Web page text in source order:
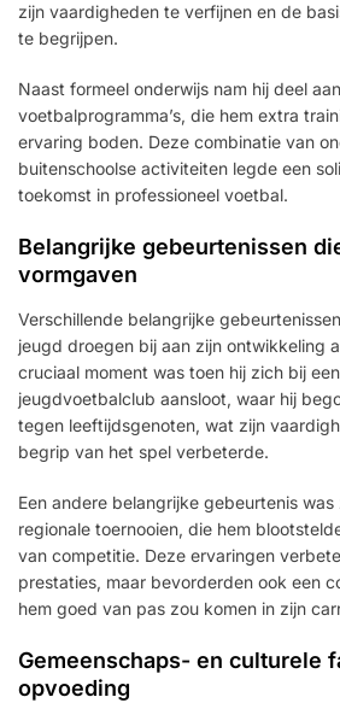
zijn vaardigheden te verfijnen en de
te begrijpen.
Naast formeel onderwijs nam hij deel
voetbalprogramma’s, die hem extra
ervaring boden. Deze combinatie van
buitenschoolse activiteiten legde een
toekomst in professioneel voetbal.
Belangrijke gebeurtenissen
vormgaven
Verschillende belangrijke
jeugd droegen bij aan zijn ontwikkeling
cruciaal moment was toen hij zich bij
jeugdvoetbalclub aansloot, waar hij
tegen leeftijdsgenoten, wat zijn
begrip van het spel verbeterde.
Een andere belangrijke gebeurtenis was
regionale toernooien, die hem
van competitie. Deze ervaringen
prestaties, maar bevorderden ook een
hem goed van pas zou komen in zijn
Gemeenschaps- en culturele
opvoeding